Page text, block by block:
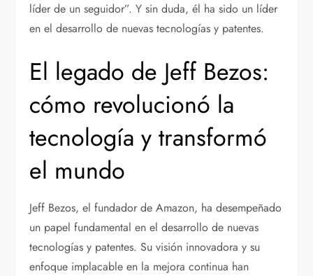
líder de un seguidor”. Y sin duda, él ha sido un líder
en el desarrollo de nuevas tecnologías y patentes.
El legado de Jeff Bezos:
cómo revolucionó la
tecnología y transformó
el mundo
Jeff Bezos, el fundador de Amazon, ha desempeñado
un papel fundamental en el desarrollo de nuevas
tecnologías y patentes. Su visión innovadora y su
enfoque implacable en la mejora continua han